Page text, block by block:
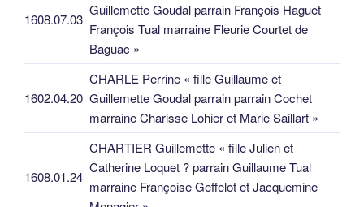
1608.07.03
Guillemette Goudal parrain François Haguet
François Tual marraine Fleurie Courtet de
Baguac »
1602.04.20
CHARLE Perrine « fille Guillaume et
Guillemette Goudal parrain parrain Cochet
marraine Charisse Lohier et Marie Saillart »
1608.01.24
CHARTIER Guillemette « fille Julien et
Catherine Loquet ? parrain Guillaume Tual
marraine Françoise Geffelot et Jacquemine